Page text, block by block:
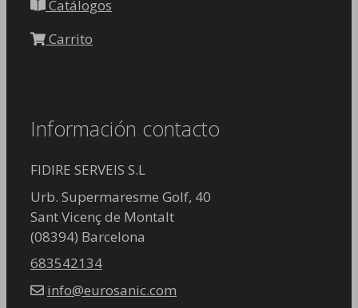
Catálogos
Carrito
Información contacto
FIDIRE SERVEIS S.L
Urb. Supermaresme Golf, 40
Sant Vicenç de Montalt
(08394) Barcelona
683542134
info@eurosanic.com